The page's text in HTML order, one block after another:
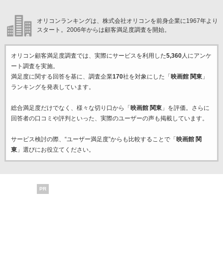
オリコンランキングは、株式会社オリコンを前身企業に1967年より
スタート。2006年からは顧客満足度調査を開始。
オリコン顧客満足度調査では、実際にサービスを利用した5,360人にアンケ
ート調査を実施。
満足度に関する回答を基に、調査企業170社を対象にした「 映画館 関東」
ランキングを発表しています。
総合満足度だけでなく、様々な切り口から「 映画館 関東」を評価。さらに
回答者の口コミや評判といった、実際のユーザーの声も掲載しています。
サービス検討の際、“ユーザー満足度”からも比較することで「 映画館 関
東」選びにお役立てください。
PR